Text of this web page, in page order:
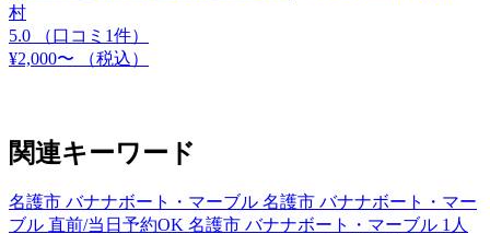
村
5.0
（口コミ1件）
¥2,000〜
（税込）
関連キーワード
名護市 バナナボート・マーブル 名護市 バナナボート・マー
ブル 直前/当日予約OK 名護市 バナナボート・マーブル 1人